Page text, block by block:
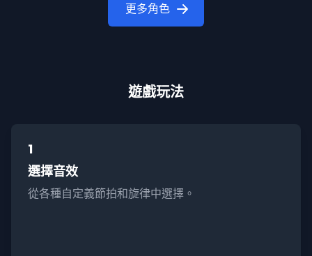
更多角色
遊戲玩法
1
選擇音效
從各種自定義節拍和旋律中選擇。